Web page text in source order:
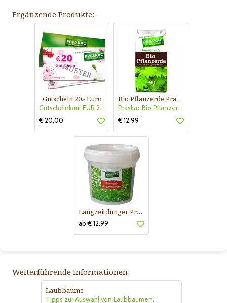
Ergänzende Produkte:
Gutschein 20.- Euro
Gutscheinkauf EUR 20.-
€ 20,00
Bio Pflanzerde Praskac
Praskac Bio Pflanzerde
€ 12,99
Langzeitdünger Praskac
ab € 12,99
Weiterführende Informationen:
Laubbäume
Tipps zur Auswahl von Laubbäumen.